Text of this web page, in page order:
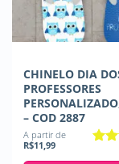
CHINELO DIA
PROFESSORES
– COD 2887
A partir de
R$11,99